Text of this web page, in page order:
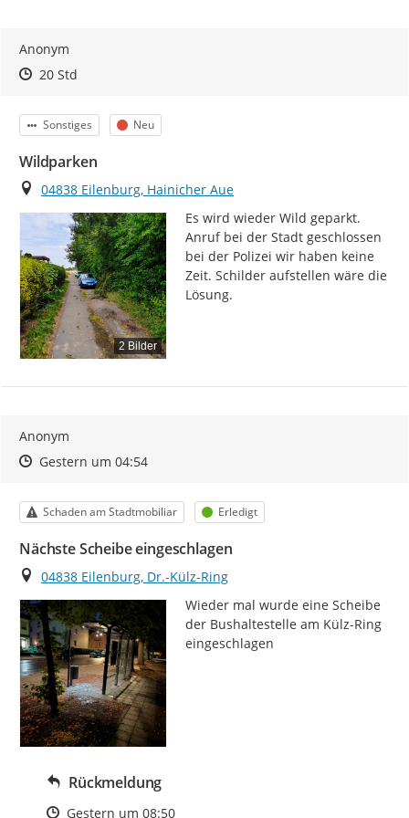
Anonym
Zeitpunkt des Erstellens
Zeitpunkt des Erstellens
20 StdZur Äußerung
Kategorie
Sonstiges Status
Neu
Wildparken
Ort
04838 Eilenburg, Hainicher Aue
2 Bilder
Es wird wieder Wild geparkt.
Anruf bei der Stadt geschlossen
bei der Polizei wir haben keine
Zeit. Schilder aufstellen wäre die
Lösung.
Anonym
Zeitpunkt des Erstellens
Zeitpunkt des Erstellens
Gestern um 04:54Zur Äußerung
Kategorie
Schaden am Stadtmobiliar Status
Erledigt
Nächste Scheibe eingeschlagen
Ort
04838 Eilenburg, Dr.-Külz-Ring
Wieder mal wurde eine Scheibe
der Bushaltestelle am Külz-Ring
eingeschlagen
Rückmeldung
Zeitpunkt des Erstellens
Gestern um 08:50